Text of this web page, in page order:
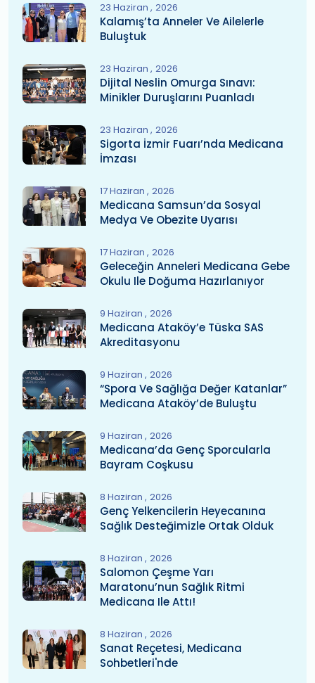
23 Haziran 2026
Kalamış’ta Anneler Ve Ailelerle
Buluştuk
23 Haziran 2026
Dijital Neslin Omurga Sınavı:
Minikler Duruşlarını Puanladı
23 Haziran 2026
Sigorta İzmir Fuarı’nda Medicana
İmzası
17 Haziran 2026
Medicana Samsun’da Sosyal
Medya Ve Obezite Uyarısı
17 Haziran 2026
Geleceğin Anneleri Medicana Gebe
Okulu Ile Doğuma Hazırlanıyor
9 Haziran 2026
Medicana Ataköy’e Tüska SAS
Akreditasyonu
9 Haziran 2026
“Spora Ve Sağlığa Değer Katanlar”
Medicana Ataköy’de Buluştu
9 Haziran 2026
Medicana’da Genç Sporcularla
Bayram Coşkusu
8 Haziran 2026
Genç Yelkencilerin Heyecanına
Sağlık Desteğimizle Ortak Olduk
8 Haziran 2026
Salomon Çeşme Yarı
Maratonu’nun Sağlık Ritmi
Medicana Ile Attı!
8 Haziran 2026
Sanat Reçetesi, Medicana
Sohbetleri'nde